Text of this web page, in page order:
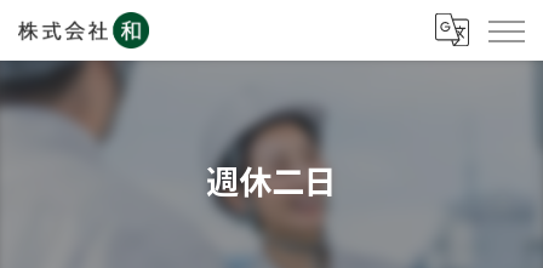
週休二日